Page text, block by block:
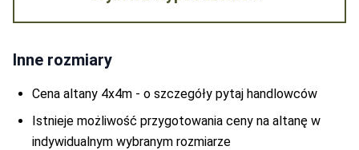
Inne rozmiary
Cena altany 4x4m - o szczegóły pytaj handlowców
Istnieje możliwość przygotowania ceny na altanę w
indywidualnym wybranym rozmiarze